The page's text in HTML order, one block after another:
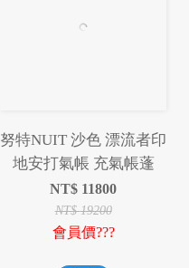
努特NUIT 沙色 漂流者印
地安打氣帳 充氣帳蓬
NT$ 11800
NT$19200
會員價???